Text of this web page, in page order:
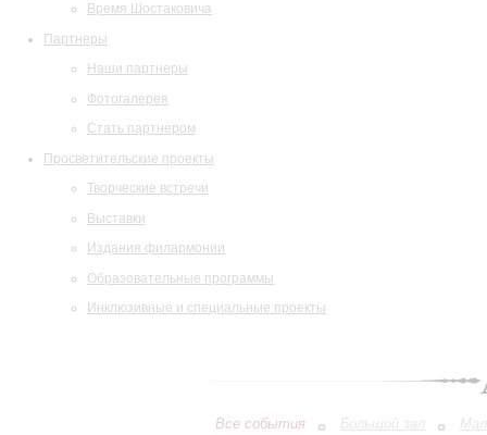
Время Шостаковича
Партнеры
Наши партнеры
Фотогалерея
Стать партнером
Просветительские проекты
Творческие встречи
Выставки
Издания филармонии
Образовательные программы
Инклюзивные и специальные проекты
Все события Большой зал